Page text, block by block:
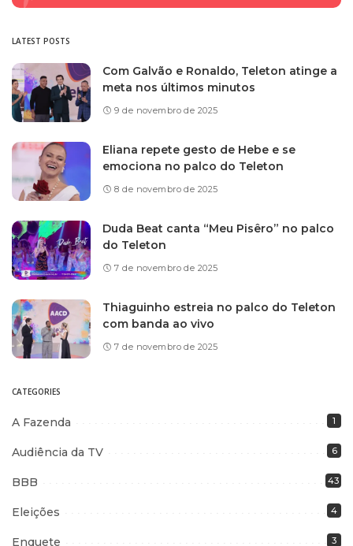
LATEST POSTS
Com Galvão e Ronaldo, Teleton atinge a
meta nos últimos minutos
9 de novembro de 2025
Eliana repete gesto de Hebe e se
emociona no palco do Teleton
8 de novembro de 2025
Duda Beat canta “Meu Pisêro” no palco
do Teleton
7 de novembro de 2025
Thiaguinho estreia no palco do Teleton
com banda ao vivo
7 de novembro de 2025
CATEGORIES
A Fazenda 1
Audiência da TV 6
BBB 43
Eleições 4
Enquete 3